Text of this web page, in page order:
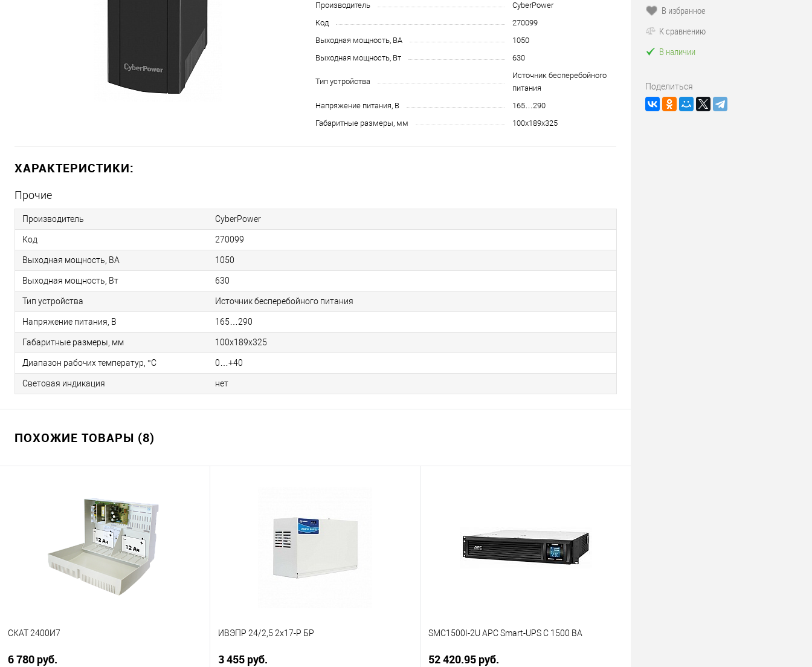
Производитель
CyberPower
Код
270099
Выходная мощность, ВА
1050
Выходная мощность, Вт
630
Тип устройства
Источник бесперебойного
питания
Напряжение питания, В
165…290
Габаритные размеры, мм
100x189x325
ХАРАКТЕРИСТИКИ:
Прочие
Производитель CyberPower
Код 270099
Выходная мощность, ВА 1050
Выходная мощность, Вт 630
Тип устройства Источник бесперебойного питания
Напряжение питания, В 165…290
Габаритные размеры, мм 100x189x325
Диапазон рабочих температур, °С 0…+40
Световая индикация нет
ПОХОЖИЕ ТОВАРЫ (8)
СКАТ 2400И7
6 780 руб.
ИВЭПР 24/2,5 2x17-Р БР
3 455 руб.
SMC1500I-2U APC Smart-UPS C 1500 ВА
52 420.95 руб.
В избранное
К сравнению
В наличии
Поделиться